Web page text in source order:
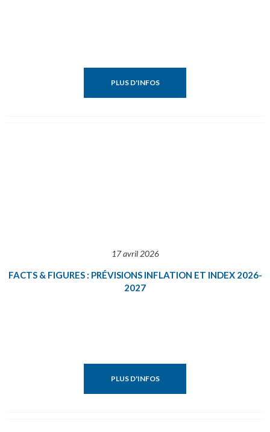
PLUS D'INFOS
17 avril 2026
FACTS & FIGURES : PRÉVISIONS INFLATION ET INDEX 2026-
2027
PLUS D'INFOS